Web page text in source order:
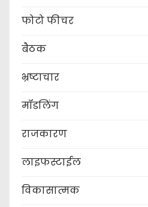
फोटो फीचर
बैठक
भ्रष्टाचार
मॉडलिंग
राजकारण
लाइफस्टाईल
विकासात्मक